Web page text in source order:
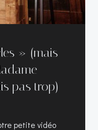
» (mais
pas trop)
petite vidéo